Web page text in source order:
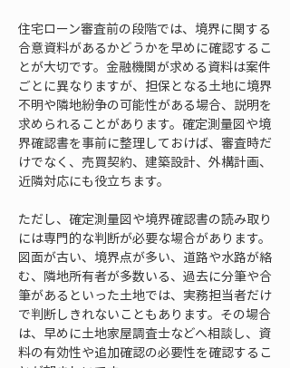
住宅ローン審査前の段階では、境界に関する
合意資料があるかどうかを早めに確認するこ
とが大切です。金融機関が求める資料は案件
ごとに異なりますが、担保となる土地に境界
不明や隣地紛争の可能性がある場合、説明を
求められることがあります。確定測量図や境
界確認書を事前に整理しておけば、審査時だ
けでなく、売買契約、建築設計、外構計画、
近隣対応にも役立ちます。
ただし、確定測量図や境界確認書の読み取り
には専門的な判断が必要な場合があります。
図面が古い、境界点が多い、道路や水路が絡
む、隣地所有者が多数いる、過去に分筆や合
筆があるといった土地では、実務担当者だけ
で判断しきれないこともあります。その場合
は、早めに土地家屋調査士などへ相談し、資
料の有効性や追加確認の必要性を確認するこ